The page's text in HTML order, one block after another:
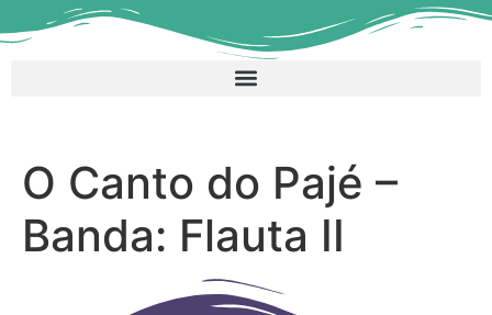
O Canto do Pajé –
Banda: Flauta II